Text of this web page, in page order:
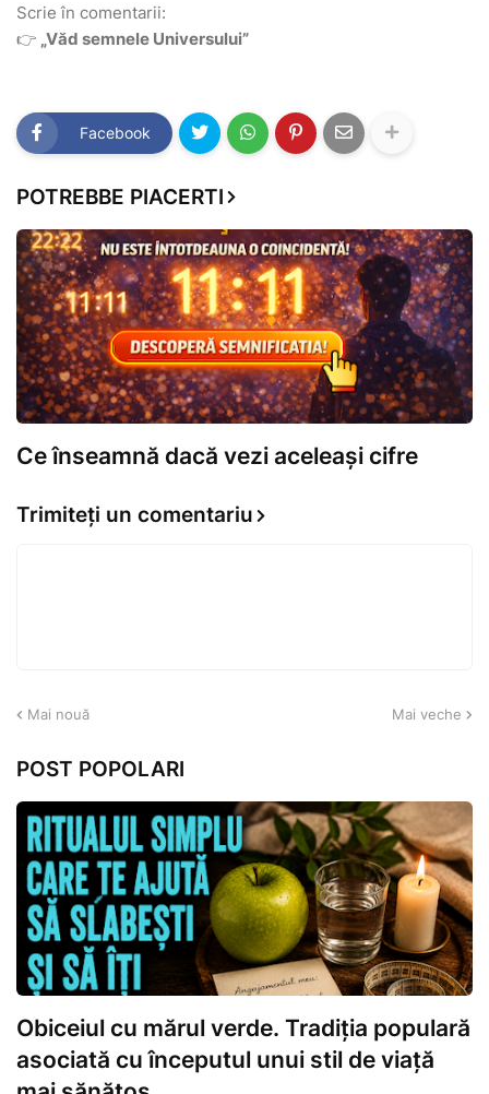
Scrie în comentarii:
👉 „Văd semnele Universului”
Facebook
POTREBBE PIACERTI
Ce înseamnă dacă vezi aceleași cifre
Trimiteți un comentariu
Mai nouă Mai veche
POST POPOLARI
Obiceiul cu mărul verde. Tradiția populară
asociată cu începutul unui stil de viață